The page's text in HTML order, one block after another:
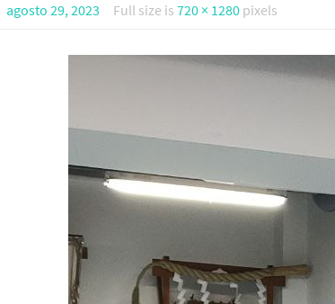
agosto 29, 2023 Full size is720 × 1280 pixels